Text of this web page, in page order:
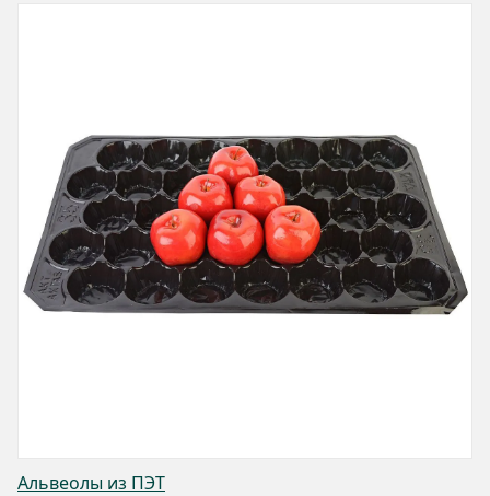
Альвеолы из ПЭТ